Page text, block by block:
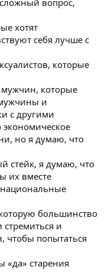
make them subject
by their partner
particularly want to
for refusing marriage to
reasons have to do
to raise
marriage in extreme
which has already
well what effect what
on youth and children
that homosexuality
you can learn
perhaps but
and with
be many many more
вопрос,
хотят
себя лучше с
которые
мужчин, которые
и
с другими
но я думаю, что
стейк, я думаю, что
их вместе
национальные
большинство
стремиться и
чтобы попытаться
«да» старения